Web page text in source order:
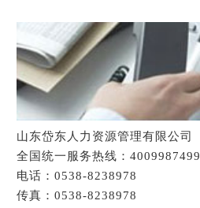
山东岱东人力资源管理有限公司
全国统一服务热线：4009987499
电话：0538-8238978
传真：0538-8238978